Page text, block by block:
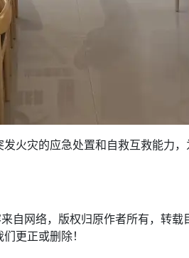
火灾的应急处置和自救互救能力，
自网络，版权归原作者所有，转
更正或删除！